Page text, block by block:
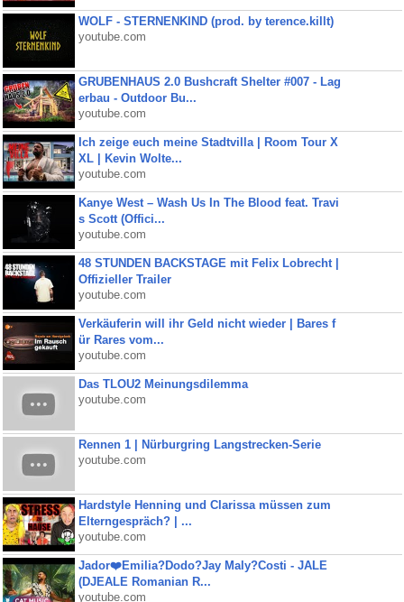
WOLF - STERNENKIND (prod. by terence.killt)
youtube.com
GRUBENHAUS 2.0 Bushcraft Shelter #007 - Lag
erbau - Outdoor Bu...
youtube.com
Ich zeige euch meine Stadtvilla | Room Tour X
XL | Kevin Wolte...
youtube.com
Kanye West – Wash Us In The Blood feat. Travi
s Scott (Offici...
youtube.com
48 STUNDEN BACKSTAGE mit Felix Lobrecht |
Offizieller Trailer
youtube.com
Verkäuferin will ihr Geld nicht wieder | Bares f
ür Rares vom...
youtube.com
Das TLOU2 Meinungsdilemma
youtube.com
Rennen 1 | Nürburgring Langstrecken-Serie
youtube.com
Hardstyle Henning und Clarissa müssen zum
Elterngespräch? | ...
youtube.com
Jador❤️Emilia?Dodo?Jay Maly?Costi - JALE
(DJEALE Romanian R...
youtube.com